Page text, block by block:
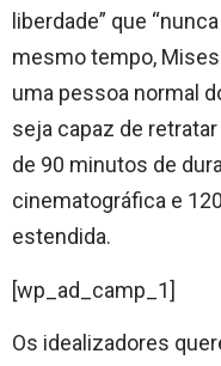
liberdade” que
mesmo tempo,
uma pessoa normal
seja capaz de
de 90 minutos de
cinematográfica e
estendida.
[wp_ad_camp_1]
Os idealizadores